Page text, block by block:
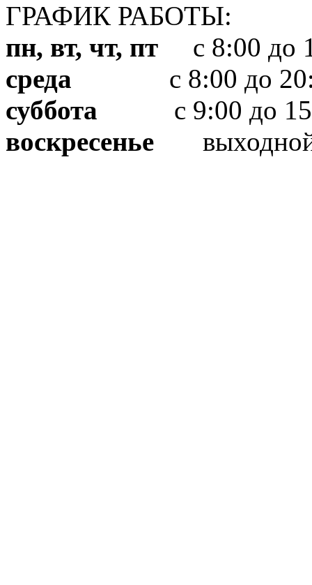
ГРАФИК РАБОТЫ:
пн, вт, чт, пт с 8:00 до
среда с 8:00 до
суббота с 9:00 до
воскресенье